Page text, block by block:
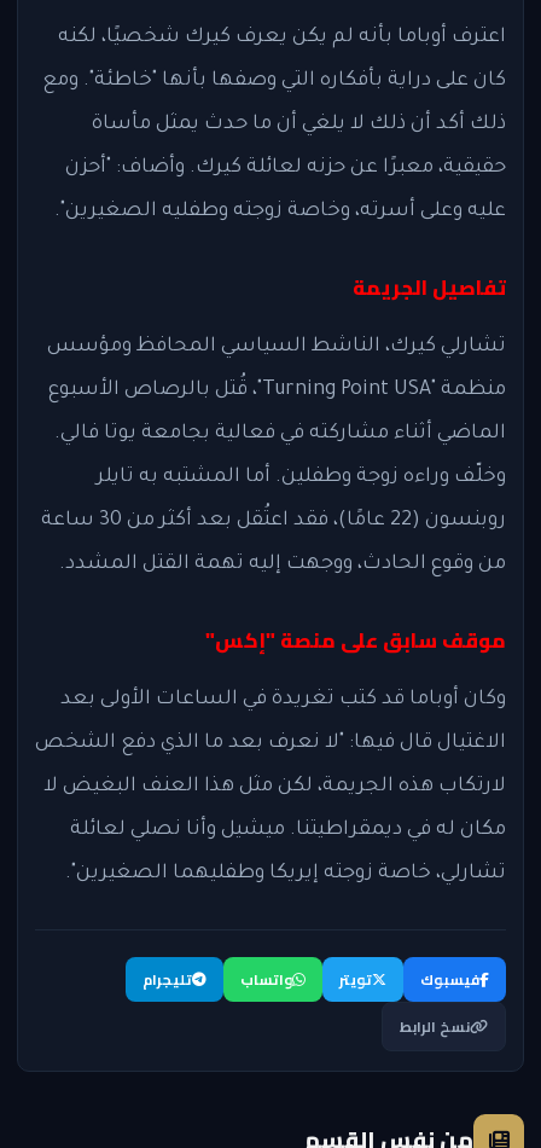
اعترف أوباما بأنه لم يكن يعرف كيرك شخصيًا، لكنه
كان على دراية بأفكاره التي وصفها بأنها "خاطئة". ومع
ذلك أكد أن ذلك لا يلغي أن ما حدث يمثل مأساة
حقيقية، معبرًا عن حزنه لعائلة كيرك. وأضاف: "أحزن
عليه وعلى أسرته، وخاصة زوجته وطفليه الصغيرين".
تفاصيل الجريمة
تشارلي كيرك، الناشط السياسي المحافظ ومؤسس
منظمة "Turning Point USA"، قُتل بالرصاص الأسبوع
الماضي أثناء مشاركته في فعالية بجامعة يوتا فالي.
وخلّف وراءه زوجة وطفلين. أما المشتبه به تايلر
روبنسون (22 عامًا)، فقد اعتُقل بعد أكثر من 30 ساعة
من وقوع الحادث، ووجهت إليه تهمة القتل المشدد.
موقف سابق على منصة "إكس"
وكان أوباما قد كتب تغريدة في الساعات الأولى بعد
الاغتيال قال فيها: "لا نعرف بعد ما الذي دفع الشخص
لارتكاب هذه الجريمة، لكن مثل هذا العنف البغيض لا
مكان له في ديمقراطيتنا. ميشيل وأنا نصلي لعائلة
تشارلي، خاصة زوجته إيريكا وطفليهما الصغيرين".
فيسبوك تويتر واتساب
تليجرام
نسخ الرابط